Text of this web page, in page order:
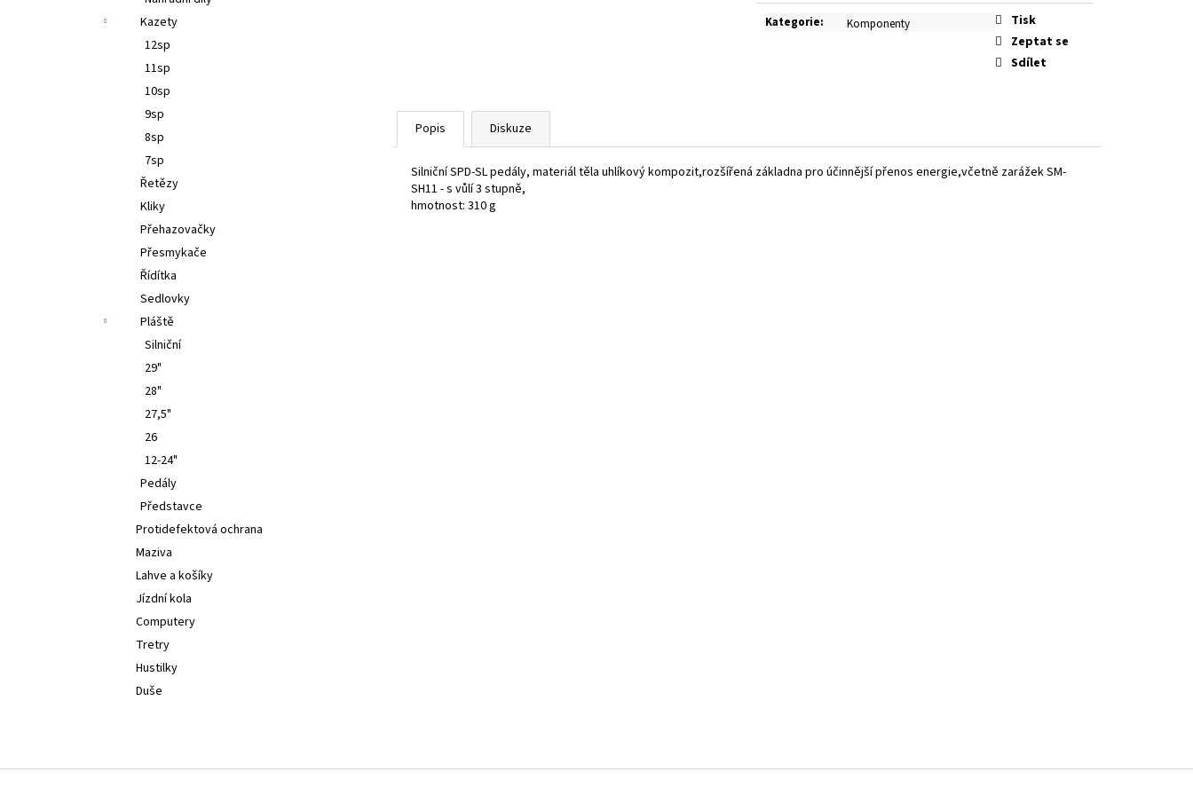
Kazety
12sp
11sp
10sp
9sp
8sp
7sp
Řetězy
Kliky
Přehazovačky
Přesmykače
Řídítka
Sedlovky
Pláště
Silniční
29"
28"
27,5"
26
12-24"
Pedály
Představce
Protidefektová ochrana
Maziva
Lahve a košíky
Jízdní kola
Computery
Tretry
Hustilky
Duše
Kategorie: Komponenty
Tisk
Zeptat se
Sdílet
Popis Diskuze
Silniční SPD-SL pedály, materiál těla uhlíkový kompozit,rozšířená základna pro účinnější přenos energie,včetně zarážek SM-
SH11 - s vůlí 3 stupně,
hmotnost: 310 g